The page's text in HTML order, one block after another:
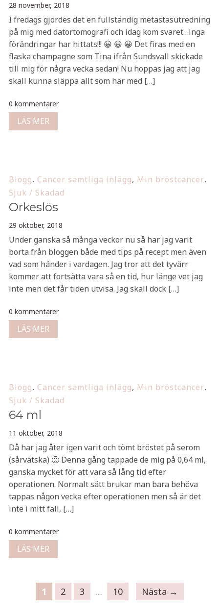
28 november, 2018
I fredags gjordes det en fullständig metastasutredning
på mig med datortomografi och idag kom svaret…inga
förändringar har hittats!!! 😀 😀 😀 Det firas med en
flaska champagne som Tina ifrån Sundsvall skickade
till mig för några vecka sedan! Nu hoppas jag att jag
skall kunna släppa allt som har med […]
0 kommentarer
LÄS MER
Blogg, Cancer samtliga inlägg, Min bröstcancer,
Sjuk / Skadad
Orkeslös
29 oktober, 2018
Under ganska så många veckor nu så har jag varit
borta från bloggen både med tips på recept men även
vad som händer i vardagen. Jag tror att det tyvärr
kommer att fortsätta vara så en tid, hur länge vet jag
inte men det får tiden utvisa. Jag skall dock […]
0 kommentarer
LÄS MER
Blogg, Cancer samtliga inlägg, Min bröstcancer,
Sjuk / Skadad
64 ml
11 oktober, 2018
Då har jag åter igen varit och tömt bröstet på serom
(sårvätska) 🙁 Denna gång tappade de mig på 0,64 ml,
ganska mycket för att vara så lång tid efter
operationen. Normalt sätt brukar man bara behöva
tappas någon vecka efter operationen men så är det
inte i mitt fall, […]
0 kommentarer
LÄS MER
1 2 3 … 10 Nästa →